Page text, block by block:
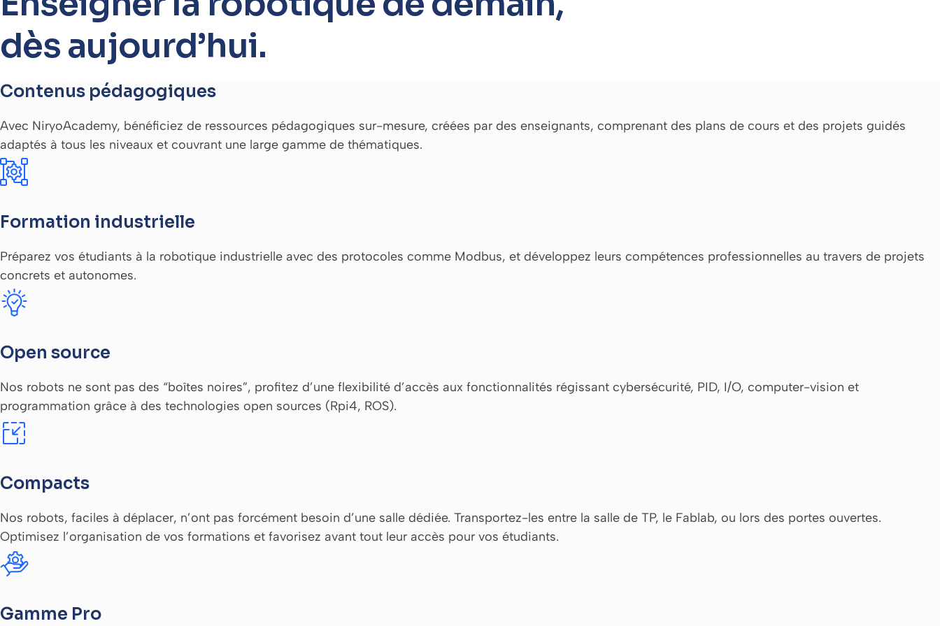
dès aujourd’hui.
Contenus pédagogiques
Avec NiryoAcademy, bénéficiez de ressources pédagogiques sur-mesure, créées par des enseignants, comprenant des plans de cours et des projets guidés
adaptés à tous les niveaux et couvrant une large gamme de thématiques.
Formation industrielle
Préparez vos étudiants à la robotique industrielle avec des protocoles comme Modbus, et développez leurs compétences professionnelles au travers de projets
concrets et autonomes.
Open source
Nos robots ne sont pas des “boîtes noires”, profitez d’une flexibilité d’accès aux fonctionnalités régissant cybersécurité, PID, I/O, computer-vision et
programmation grâce à des technologies open sources (Rpi4, ROS).
Compacts
Nos robots, faciles à déplacer, n’ont pas forcément besoin d’une salle dédiée. Transportez-les entre la salle de TP, le Fablab, ou lors des portes ouvertes.
Optimisez l’organisation de vos formations et favorisez avant tout leur accès pour vos étudiants.
Gamme Pro